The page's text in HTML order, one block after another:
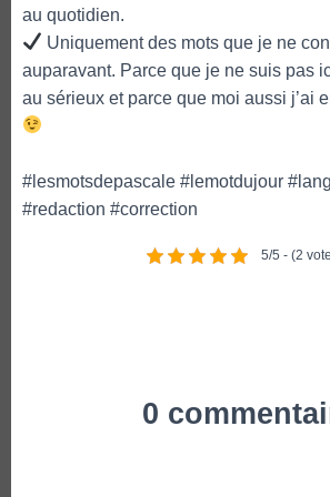
au quotidien.
Uniquement des mots que je ne
auparavant. Parce que je ne suis pas
au sérieux et parce que moi aussi j’ai
#lesmotsdepascale #lemotdujour
#redaction #correction
5/5 - (2
0